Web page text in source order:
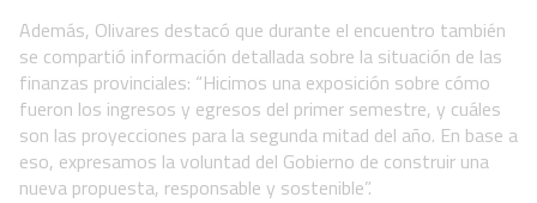
Además, Olivares destacó que durante el encuentro también
se compartió información detallada sobre la situación de las
finanzas provinciales: “Hicimos una exposición sobre cómo
fueron los ingresos y egresos del primer semestre, y cuáles
son las proyecciones para la segunda mitad del año. En base a
eso, expresamos la voluntad del Gobierno de construir una
nueva propuesta, responsable y sostenible”.